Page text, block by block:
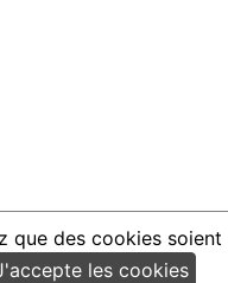
que des cookies soient
les cookies